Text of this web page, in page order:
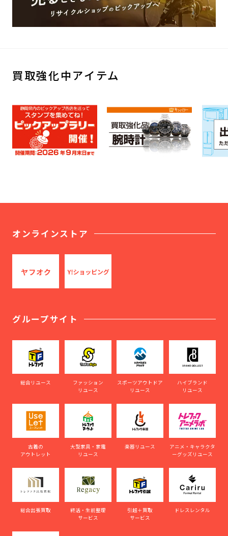
買取強化中アイテム
オンラインストア
グループサイト
総合リユース
ファッション
リユース
スポーツアウトドア
リユース
ハイブランド
リユース
古着の
アウトレット
大型家具・家電
リユース
楽器リユース
アニメ・キャラクタ
ーグッズリユース
総合出張買取
終活・生前整理
サービス
引越＋買取
サービス
ドレスレンタル